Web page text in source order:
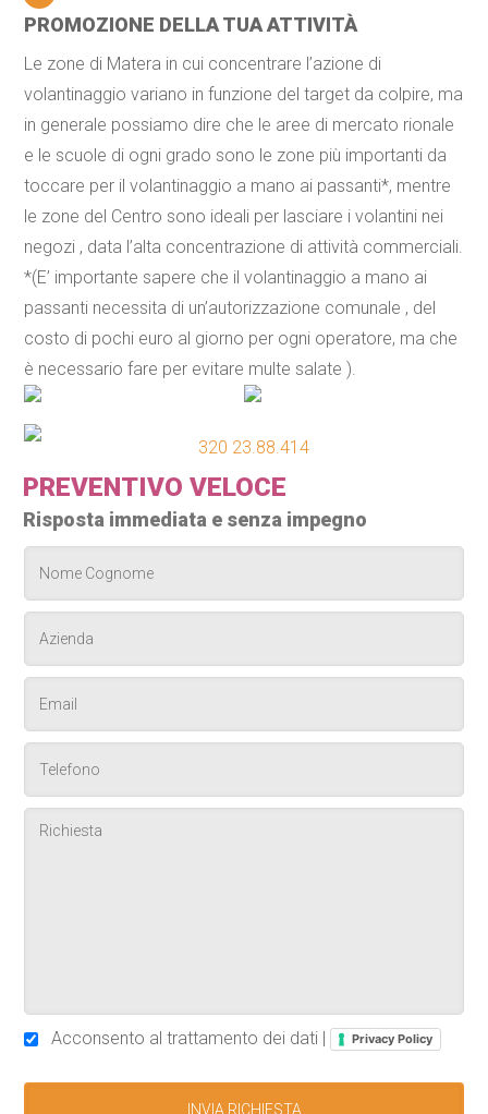
PROMOZIONE DELLA TUA ATTIVITÀ
Le zone di Matera in cui concentrare l’azione di
volantinaggio variano in funzione del target da colpire, ma
in generale possiamo dire che le aree di mercato rionale
e le scuole di ogni grado sono le zone più importanti da
toccare per il volantinaggio a mano ai passanti*, mentre
le zone del Centro sono ideali per lasciare i volantini nei
negozi , data l’alta concentrazione di attività commerciali.
*(E’ importante sapere che il volantinaggio a mano ai
passanti necessita di un’autorizzazione comunale , del
costo di pochi euro al giorno per ogni operatore, ma che
è necessario fare per evitare multe salate ).
320 23.88.414
PREVENTIVO VELOCE
Risposta immediata e senza impegno
Acconsento al trattamento dei dati | Privacy Policy